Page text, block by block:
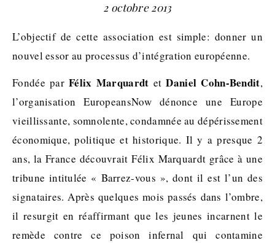
2 octobre 2013
L’objectif de cette association est simple: donner un
nouvel essor au processus d’intégration européenne.
Fondée parFélix Marquardt etDaniel Cohn-Bendit,
l’organisation EuropeansNow dénonce une Europe
vieillissante, somnolente, condamnée au dépérissement
économique, politique et historique. Il y a presque 2
ans, la France découvrait Félix Marquardt grâce à une
tribune intitulée « Barrez-vous », dont il est l’un des
signataires. Après quelques mois passés dans l’ombre,
il resurgit en réaffirmant que les jeunes incarnent le
remède contre ce poison infernal qui contamine